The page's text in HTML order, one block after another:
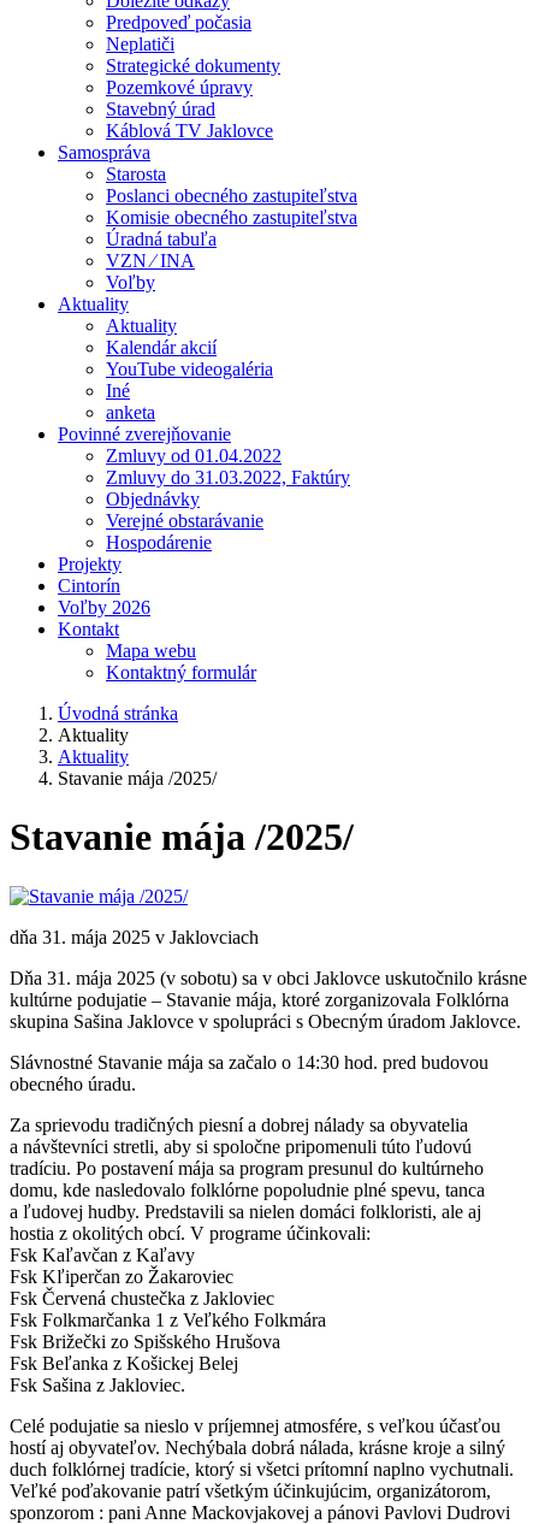
Predpoveď počasia
Neplatiči
Strategické dokumenty
Pozemkové úpravy
Stavebný úrad
Káblová TV Jaklovce
Samospráva
Starosta
Poslanci obecného zastupiteľstva
Komisie obecného zastupiteľstva
Úradná tabuľa
VZN ⁄ INA
Voľby
Aktuality
Aktuality
Kalendár akcií
YouTube videogaléria
Iné
anketa
Povinné zverejňovanie
Zmluvy od 01.04.2022
Zmluvy do 31.03.2022, Faktúry
Objednávky
Verejné obstarávanie
Hospodárenie
Projekty
Cintorín
Voľby 2026
Kontakt
Mapa webu
Kontaktný formulár
Úvodná stránka
Aktuality
Aktuality
Stavanie mája /2025/
Stavanie mája /2025/
dňa 31. mája 2025 v Jaklovciach
Dňa 31. mája 2025 (v sobotu) sa v obci Jaklovce uskutočnilo krásne
kultúrne podujatie – Stavanie mája, ktoré zorganizovala Folklórna
skupina Sašina Jaklovce v spolupráci s Obecným úradom Jaklovce.
Slávnostné Stavanie mája sa začalo o 14:30 hod. pred budovou
obecného úradu.
Za sprievodu tradičných piesní a dobrej nálady sa obyvatelia
a návštevníci stretli, aby si spoločne pripomenuli túto ľudovú
tradíciu. Po postavení mája sa program presunul do kultúrneho
domu, kde nasledovalo folklórne popoludnie plné spevu, tanca
a ľudovej hudby. Predstavili sa nielen domáci folkloristi, ale aj
hostia z okolitých obcí. V programe účinkovali:
Fsk Kaľavčan z Kaľavy
Fsk Kľiperčan zo Žakaroviec
Fsk Červená chustečka z Jakloviec
Fsk Folkmarčanka 1 z Veľkého Folkmára
Fsk Brižečki zo Spišského Hrušova
Fsk Beľanka z Košickej Belej
Fsk Sašina z Jakloviec.
Celé podujatie sa nieslo v príjemnej atmosfére, s veľkou účasťou
hostí aj obyvateľov. Nechýbala dobrá nálada, krásne kroje a silný
duch folklórnej tradície, ktorý si všetci prítomní naplno vychutnali.
Veľké poďakovanie patrí všetkým účinkujúcim, organizátorom,
sponzorom : pani Anne Mackovjakovej a pánovi Pavlovi Dudrovi